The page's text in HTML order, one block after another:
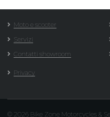
Moto e scooter
Servizi
Contatti showroom
Privacy
© 2026 Bike Zone Motorcycles &